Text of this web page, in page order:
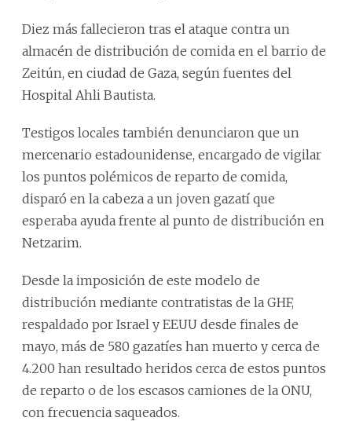
Diez más fallecieron tras el ataque contra un
almacén de distribución de comida en el barrio de
Zeitún, en ciudad de Gaza, según fuentes del
Hospital Ahli Bautista.
Testigos locales también denunciaron que un
mercenario estadounidense, encargado de vigilar
los puntos polémicos de reparto de comida,
disparó en la cabeza a un joven gazatí que
esperaba ayuda frente al punto de distribución en
Netzarim.
Desde la imposición de este modelo de
distribución mediante contratistas de la GHF,
respaldado por Israel y EEUU desde finales de
mayo, más de 580 gazatíes han muerto y cerca de
4.200 han resultado heridos cerca de estos puntos
de reparto o de los escasos camiones de la ONU,
con frecuencia saqueados.